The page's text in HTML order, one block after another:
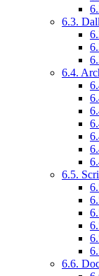
6.3.
6.4.
6.5.
6.6.